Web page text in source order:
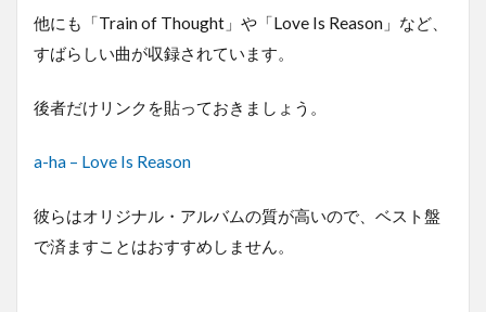
他にも「Train of Thought」や「Love Is Reason」など、
すばらしい曲が収録されています。
後者だけリンクを貼っておきましょう。
a-ha – Love Is Reason
彼らはオリジナル・アルバムの質が高いので、ベスト盤
で済ますことはおすすめしません。